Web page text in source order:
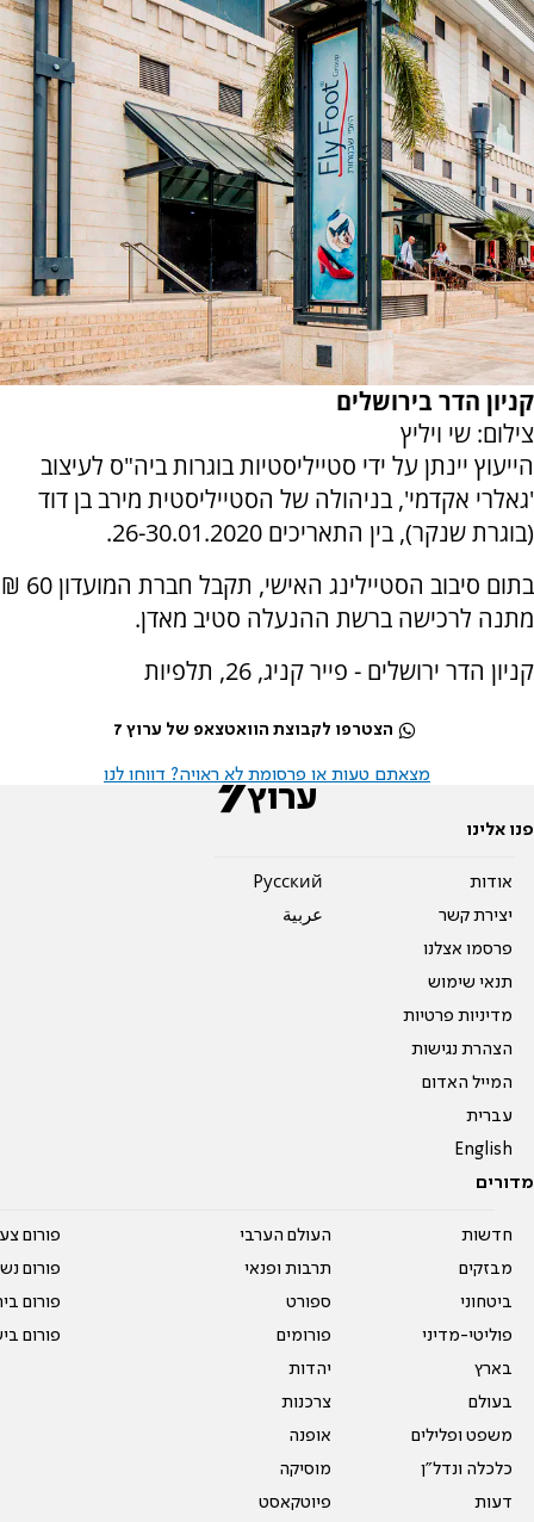
קניון הדר בירושלים
צילום: שי ויליץ
הייעוץ יינתן על ידי סטייליסטיות בוגרות ביה"ס לעיצוב
'גאלרי אקדמי', בניהולה של הסטייליסטית מירב בן דוד
(בוגרת שנקר), בין התאריכים 26-30.01.2020.
בתום סיבוב הסטיילינג האישי, תקבל חברת המועדון 60 ₪
מתנה לרכישה ברשת ההנעלה סטיב מאדן.
קניון הדר ירושלים - פייר קניג, 26, תלפיות
הצטרפו לקבוצת הוואטצאפ של ערוץ 7
מצאתם טעות או פרסומת לא ראויה? דווחו לנו
פנו אלינו
אודות
יצירת קשר
פרסמו אצלנו
תנאי שימוש
מדיניות פרטיות
הצהרת נגישות
המייל האדום
עברית
English
Pусский
عربية
מדורים
חדשות
מבזקים
ביטחוני
פוליטי-מדיני
בארץ
בעולם
משפט ופלילים
כלכלה ונדל"ן
דעות
העולם הערבי
תרבות ופנאי
ספורט
פורומים
יהדות
צרכנות
אופנה
מוסיקה
פיוטקאסט
פורום
פורום
פורום
פורום